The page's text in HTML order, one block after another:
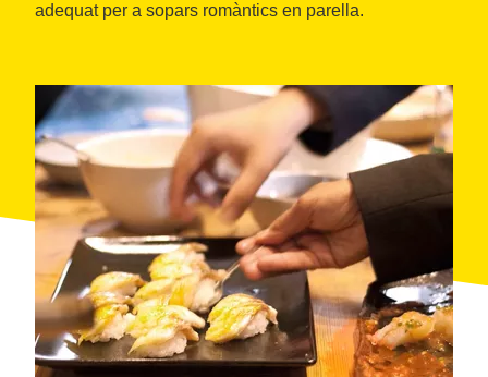
adequat per a sopars romàntics en parella.